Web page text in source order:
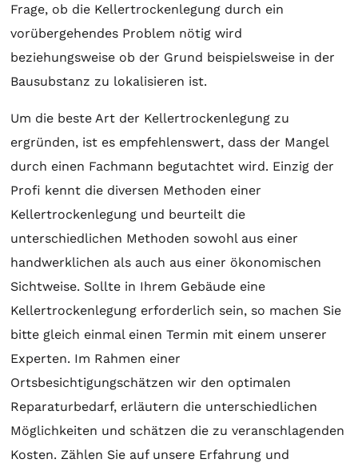
Frage, ob die Kellertrockenlegung durch ein
vorübergehendes Problem nötig wird
beziehungsweise ob der Grund beispielsweise in der
Bausubstanz zu lokalisieren ist.
Um die beste Art der Kellertrockenlegung zu
ergründen, ist es empfehlenswert, dass der Mangel
durch einen Fachmann begutachtet wird. Einzig der
Profi kennt die diversen Methoden einer
Kellertrockenlegung und beurteilt die
unterschiedlichen Methoden sowohl aus einer
handwerklichen als auch aus einer ökonomischen
Sichtweise. Sollte in Ihrem Gebäude eine
Kellertrockenlegung erforderlich sein, so machen Sie
bitte gleich einmal einen Termin mit einem unserer
Experten. Im Rahmen einer
Ortsbesichtigungschätzen wir den optimalen
Reparaturbedarf, erläutern die unterschiedlichen
Möglichkeiten und schätzen die zu veranschlagenden
Kosten. Zählen Sie auf unsere Erfahrung und